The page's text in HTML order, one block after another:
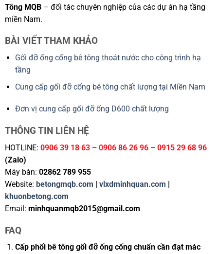
Tông MQB– đối tác chuyên nghiệp của các dự án hạ tầng
miền Nam.
BÀI VIẾT THAM KHẢO
Gối đỡ ống cống bê tông thoát nước cho công trình hạ
tầng
Cung cấp gối đỡ cống bê tông chất lượng tại Miền Nam
Đơn vị cung cấp gối đỡ ống D600 chất lượng
THÔNG TIN LIÊN HỆ
HOTLINE: 0906 39 18 63 – 0906 86 26 96 – 0915 29 68 96
(Zalo)
Máy bàn: 02862 789 955
Website: betongmqb.com | vlxdminhquan.com |
khuonbetong.com
Email: minhquanmqb2015@gmail.com
FAQ
Cấp phối bê tông gối đỡ ống cống chuẩn cần đạt mác